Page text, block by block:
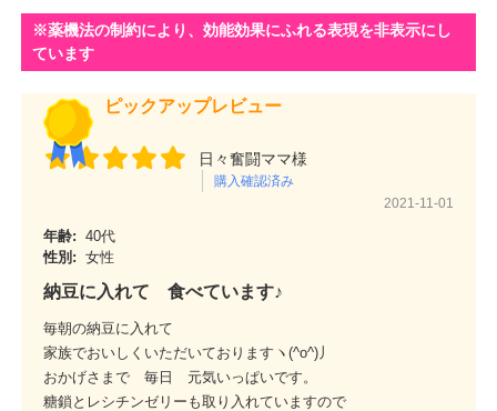
ピックアップレビュー
日々奮闘ママ様
購入確認済み
2021-11-01
年齢: 40代
性別: 女性
納豆に入れて 食べています♪
毎朝の納豆に入れて
家族でおいしくいただいておりますヽ(^o^)丿
おかげさまで 毎日 元気いっぱいです。
糖鎖とレシチンゼリーも取り入れていますので